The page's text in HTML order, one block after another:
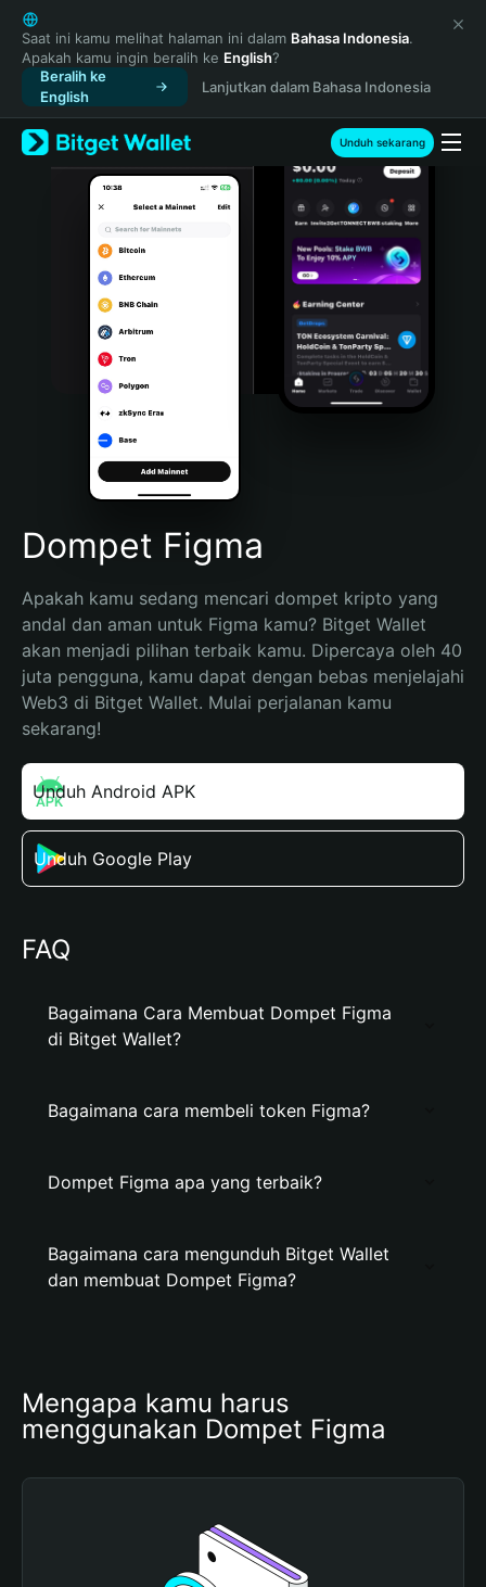
English
日本語
Tiếng Việt
Русский
Español (Latinoamérica)
Türkçe
Italiano
Português (Portugal)
Bahasa Indonesia
Português (Brasil)
Español (Argentina)
Saat ini kamu melihat halaman ini dalam Bahasa Indonesia.
Apakah kamu ingin beralih ke English?
Beralih ke
English
Lanjutkan dalam Bahasa Indonesia
Unduh sekarang
Dompet Figma
Apakah kamu sedang mencari dompet kripto yang
andal dan aman untuk Figma kamu? Bitget Wallet
akan menjadi pilihan terbaik kamu. Dipercaya oleh 40
juta pengguna, kamu dapat dengan bebas menjelajahi
Web3 di Bitget Wallet. Mulai perjalanan kamu
sekarang!
Unduh Android APK
Unduh Google Play
FAQ
Bagaimana Cara Membuat Dompet Figma
di Bitget Wallet?
Bagaimana cara membeli token Figma?
Dompet Figma apa yang terbaik?
Bagaimana cara mengunduh Bitget Wallet
dan membuat Dompet Figma?
Mengapa kamu harus
menggunakan Dompet Figma